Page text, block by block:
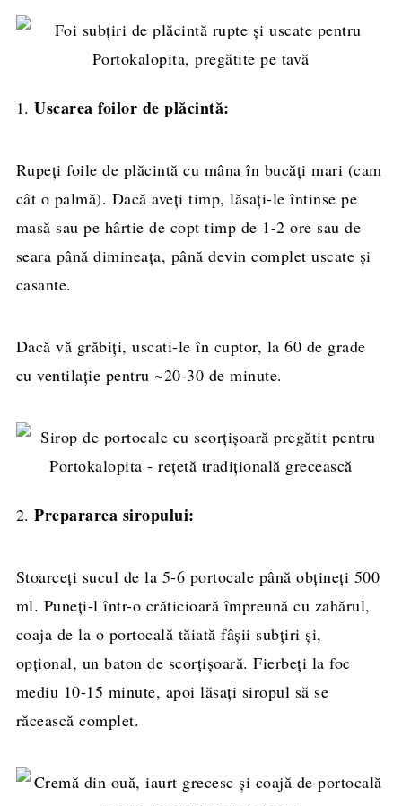
1.Uscarea foilor de plăcintă:
Rupeți foile de plăcintă cu mâna în bucăți mari (cam
cât o palmă). Dacă aveți timp, lăsați-le întinse pe
masă sau pe hârtie de copt timp de 1-2 ore sau de
seara până dimineața, până devin complet uscate și
casante.
Dacă vă grăbiți, uscati-le în cuptor, la 60 de grade
cu ventilație pentru ~20-30 de minute.
2.Prepararea siropului:
Stoarceți sucul de la 5-6 portocale până obțineți 500
ml. Puneți-l într-o crăticioară împreună cu zahărul,
coaja de la o portocală tăiată fâșii subțiri și,
opțional, un baton de scorțișoară. Fierbeți la foc
mediu 10-15 minute, apoi lăsați siropul să se
răcească complet.